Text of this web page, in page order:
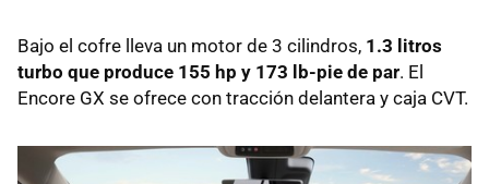
Bajo el cofre lleva un motor de 3 cilindros, 1.3 litros
turbo que produce 155 hp y 173 lb-pie de par. El
Encore GX se ofrece con tracción delantera y caja CVT.